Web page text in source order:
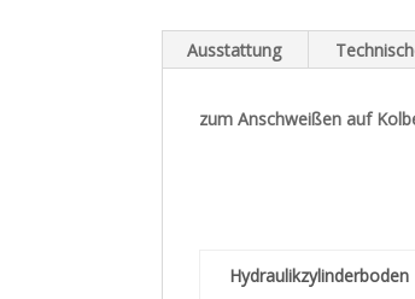
Ausstattung
zum Anschweißen auf
Hydraulikzylinderboden